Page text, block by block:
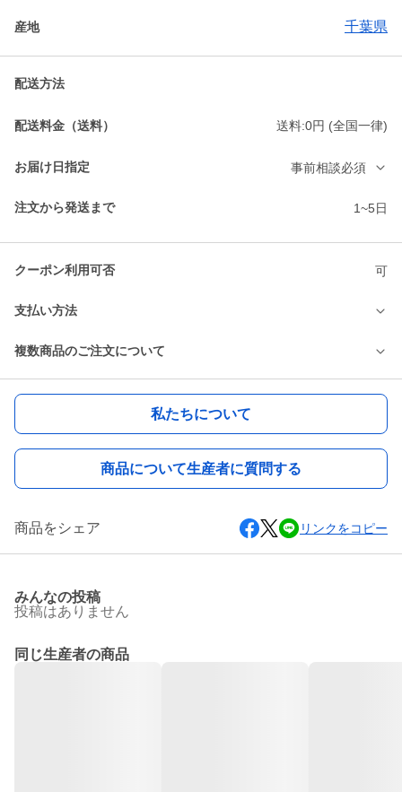
産地 千葉県
配送方法
配送料金（送料） 送料:0円 (全国一律)
お届け日指定 事前相談必須
注文から発送まで 1~5日
クーポン利用可否 可
支払い方法
複数商品のご注文について
私たちについて
商品について生産者に質問する
商品をシェア リンクをコピー
みんなの投稿
投稿はありません
同じ生産者の商品